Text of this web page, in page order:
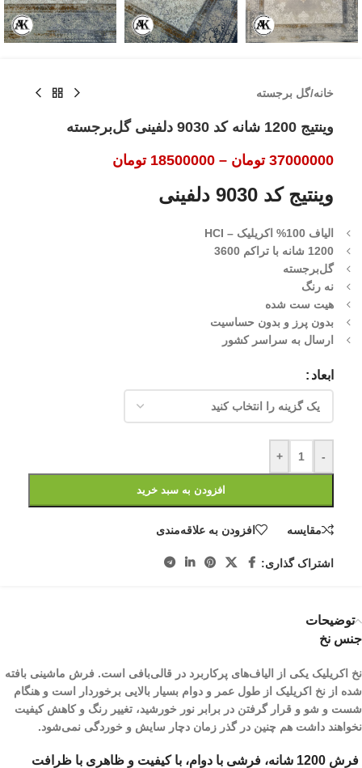
خانه/گل برجسته
وینتیج 1200 شانه کد 9030 دلفینی گل‌برجسته
37000000 تومان –
18500000 تومان
وینتیج کد 9030 دلفینی
الیاف 100% اکریلیک – HCI
1200 شانه با تراکم 3600
گل‌برجسته
نه رنگ
هیت ست شده
بدون پرز و بدون حساسیت
ارسال به سراسر کشور
ابعاد
-
+
افزودن به سبد خرید
مقایسه افزودن به علاقه‌مندی
اشتراک گذاری:
توضیحات
جنس نخ
نخ اکریلیک یکی از الیاف­‌های پرکاربرد در قالی‌بافی است. فرش ماشینی بافته
شده از نخ اکریلیک از طول عمر و دوام بسیار بالایی برخوردار است و هنگام
شست و شو و قرار گرفتن در برابر نور خورشید، تغییر رنگ و کاهش کیفیت
نخواهند داشت هم چنین در گذر زمان دچار سایش و خوردگی نمی‌شود.
فرش 1200 شانه، فرشی با دوام، با کیفیت و ظاهری با ظرافت